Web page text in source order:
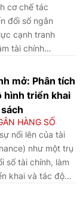
cơ chế tác
đổi số ngân
cạnh tranh
tài chính
tích so
trên một
châu Á -
là Singapore,
Thượng
Khung
ba yếu tố
năng suất
mở: Phân tích
hình triển khai
HÀNG SỐ
nổi lên của tài
như một trụ
số tài chính, làm
khai và tác động